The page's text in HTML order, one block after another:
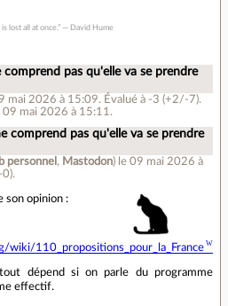
lost all at once.” ― David Hume
comprend pas qu'elle va se prendre
mai 2026 à 15:09. Évalué à -3 (+2/-7).
09 mai 2026 à 15:11.
comprend pas qu'elle va se prendre
personnel , Mastodon) le 09 mai 2026 à
.
son opinion :
wiki/110_propositions_pour_la_France
dépend si on parle du programme
effectif.